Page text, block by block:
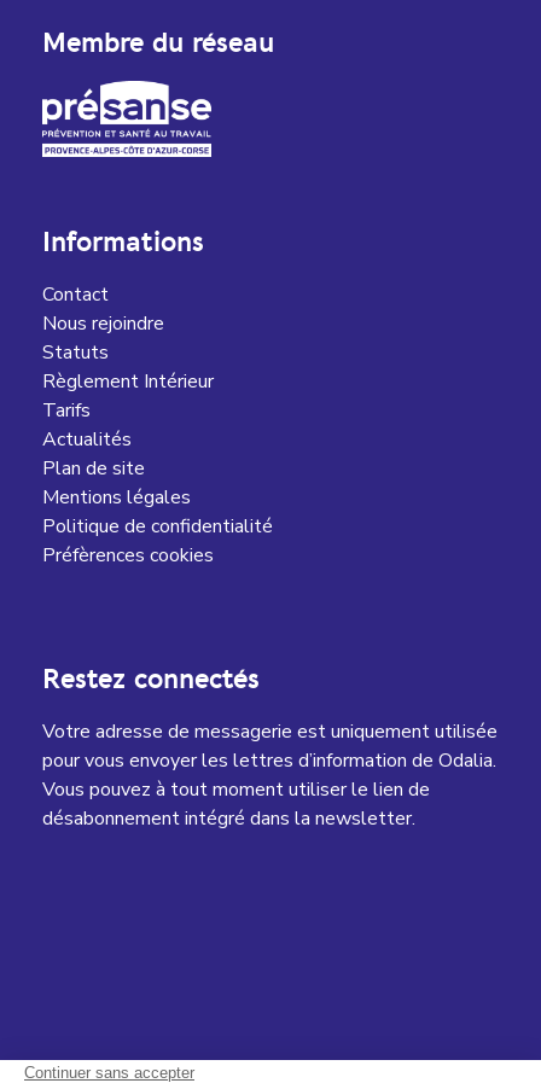
Membre du réseau
Informations
Contact
Nous rejoindre
Statuts
Règlement Intérieur
Tarifs
Actualités
Plan de site
Mentions légales
Politique de confidentialité
Préfèrences cookies
Restez connectés
Votre adresse de messagerie est uniquement utilisée
pour vous envoyer les lettres d’information de Odalia.
Vous pouvez à tout moment utiliser le lien de
désabonnement intégré dans la newsletter.